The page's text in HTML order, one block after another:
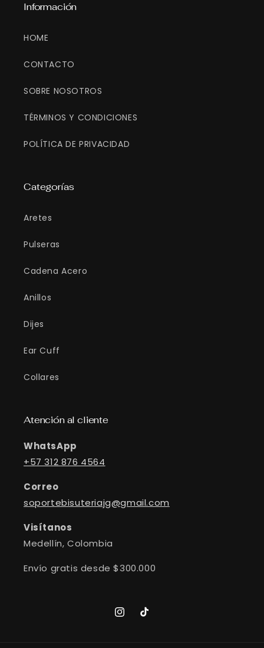
Información
HOME
CONTACTO
SOBRE NOSOTROS
TÉRMINOS Y CONDICIONES
POLÍTICA DE PRIVACIDAD
Categorías
Aretes
Pulseras
Cadena Acero
Anillos
Dijes
Ear Cuff
Collares
Atención al cliente
WhatsApp
+57 312 876 4564
Correo
soportebisuteriajg@gmail.com
Visítanos
Medellín, Colombia
Envío gratis desde $300.000
Instagram
TikTok